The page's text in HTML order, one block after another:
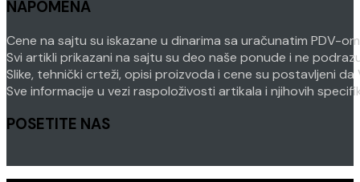
NAPOMENA
Cene na sajtu su iskazane u dinarima sa uračunatim PDV-
Svi artikli prikazani na sajtu su deo naše ponude i ne
Slike, tehnički crteži, opisi proizvoda i cene su postavljeni
Sve informacije u vezi raspoloživosti artikala i njihovih
POSETITE NAS